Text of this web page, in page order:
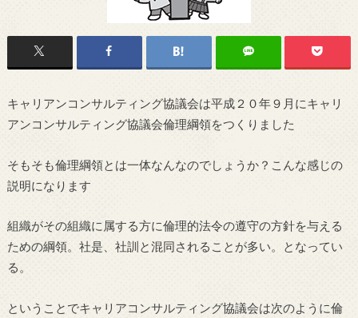
キャリアンコンサルティング協議会は平成２０年９月にキャリ
アンコンサルティング協議会倫理綱領をつくりました
そもそも倫理綱領とは一体なんなのでしょうか？こんな感じの
説明になります
組織がその組織に属する方に倫理的法令の遵守の方針を与える
ための綱領。社是、社訓と混同されることが多い。となってい
る。
ということでキャリアコンサルティング協議会は次のように倫